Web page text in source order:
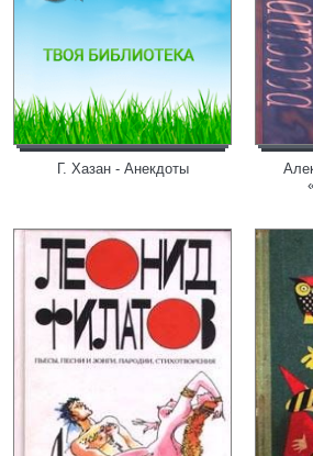
Г. Хазан - Анекдоты